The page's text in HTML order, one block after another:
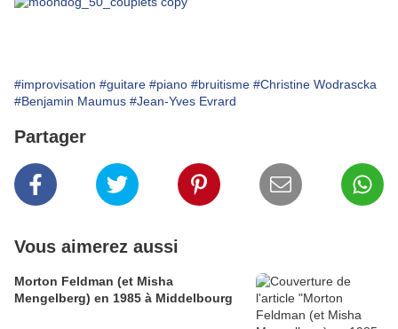
#improvisation #guitare #piano #bruitisme #Christine Wodrascka
#Benjamin Maumus #Jean-Yves Evrard
Partager
Vous aimerez aussi
Morton Feldman (et Misha
Mengelberg) en 1985 à Middelbourg